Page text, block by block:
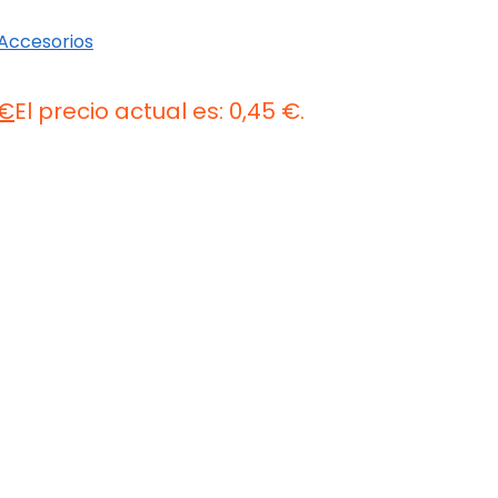
El precio actual es: 0,45 €.